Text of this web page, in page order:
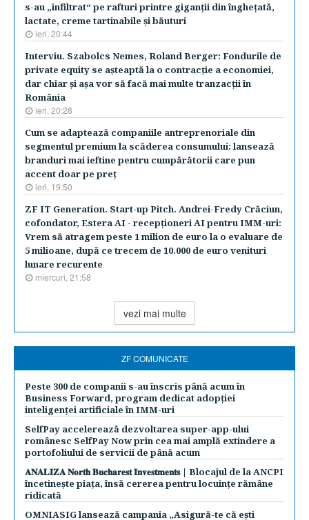
s-au „infiltrat“ pe rafturi printre giganţii din îngheţată,
lactate, creme tartinabile şi băuturi
ieri, 20:44
Interviu. Szabolcs Nemes, Roland Berger: Fondurile de
private equity se aşteaptă la o contracţie a economiei,
dar chiar şi aşa vor să facă mai multe tranzacţii în
România
ieri, 20:28
Cum se adaptează companiile antreprenoriale din
segmentul premium la scăderea consumului: lansează
branduri mai ieftine pentru cumpărătorii care pun
accent doar pe preţ
ieri, 19:50
ZF IT Generation. Start-up Pitch. Andrei-Fredy Crăciun,
cofondator, Estera AI - recepţioneri AI pentru IMM-uri:
Vrem să atragem peste 1 milion de euro la o evaluare de
5 milioane, după ce trecem de 10.000 de euro venituri
lunare recurente
miercuri, 21:58
vezi mai multe
ZF COMUNICATE
Peste 300 de companii s-au înscris până acum în
Business Forward, program dedicat adopției
inteligenței artificiale în IMM-uri
SelfPay accelerează dezvoltarea super-app-ului
românesc SelfPay Now prin cea mai amplă extindere a
portofoliului de servicii de până acum
𝐀𝐍𝐀𝐋𝐈𝐙𝐀 𝐍𝐨𝐫𝐭𝐡 𝐁𝐮𝐜𝐡𝐚𝐫𝐞𝐬𝐭 𝐈𝐧𝐯𝐞𝐬𝐭𝐦𝐞𝐧𝐭𝐬 | Blocajul de la ANCPI
încetinește piața, însă cererea pentru locuințe rămâne
ridicată
OMNIASIG lansează campania „Asigură-te că ești